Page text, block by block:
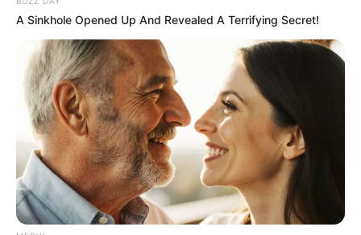
A Sinkhole Opened Up And Revealed A Terrifying Secret!